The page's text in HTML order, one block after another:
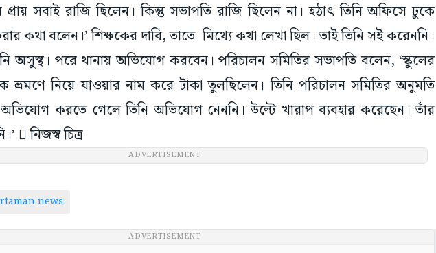
প্রায় সবাই রাজি ছিলেন। কিন্তু সভাপতি রাজি ছিলেন না। হঠাৎ তিনি অফিসে ঢুকে
কথা বলেন।’ শিক্ষকের দাবি, তাতে মিথ্যে কথা লেখা ছিল। তাই তিনি সই করেননি।
অসুস্থ। পরে থানায় অভিযোগ করবেন। পরিচালন সমিতির সভাপতি বলেন, ‘স্কুলের
ভ্রমণে নিয়ে যাওয়ার নাম করে টাকা তুলছিলেন। তিনি পরিচালন সমিতির অনুমতি
করতে গেলে তিনি অভিযোগ নেননি। উল্টে খারাপ ব্যবহার করেছেন। তাঁর
 নিজস্ব চিত্র
ADVERTISEMENT
news
ADVERTISEMENT